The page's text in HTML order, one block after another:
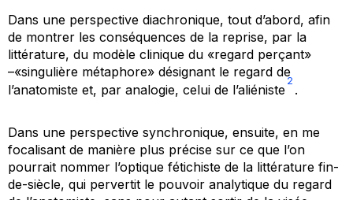
Dans une perspective diachronique, tout d’abord, afin
de montrer les conséquences de la reprise, par la
littérature, du modèle clinique du «regard perçant»
–«singulière métaphore» désignant le regard de
l’anatomiste et, par analogie, celui de l’aliéniste
2
.
Dans une perspective synchronique, ensuite, en me
focalisant de manière plus précise sur ce que l’on
pourrait nommer l’optique fétichiste de la littérature fin-
de-siècle, qui pervertit le pouvoir analytique du regard